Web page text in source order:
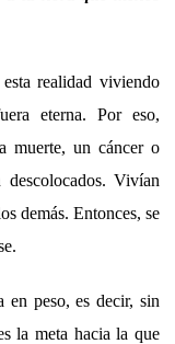
realidad viviendo
eterna. Por eso,
muerte, un cáncer o
descolocados. Vivían
demás. Entonces, se
en peso, es decir, sin
la meta hacia la que